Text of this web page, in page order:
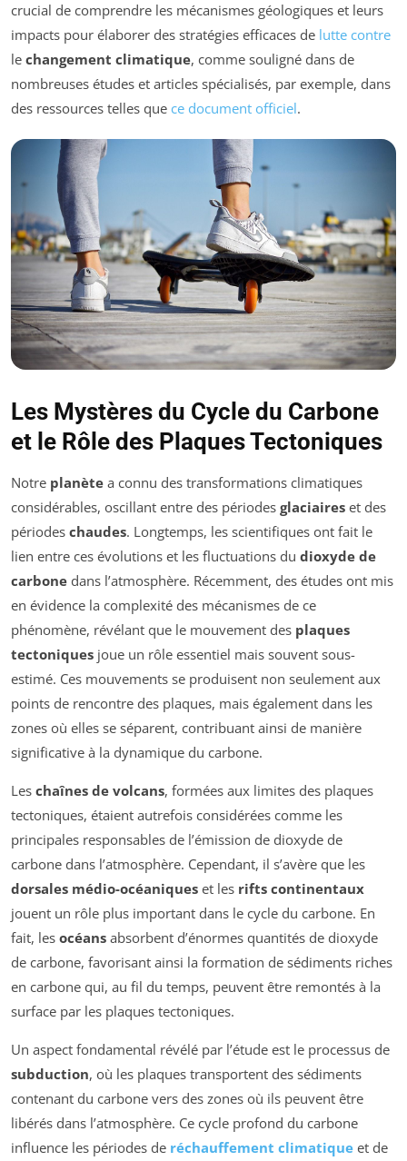
crucial de comprendre les mécanismes géologiques et leurs
impacts pour élaborer des stratégies efficaces de lutte contre
le changement climatique, comme souligné dans de
nombreuses études et articles spécialisés, par exemple, dans
des ressources telles que ce document officiel.
Les Mystères du Cycle du Carbone
et le Rôle des Plaques Tectoniques
Notre planète a connu des transformations climatiques
considérables, oscillant entre des périodes glaciaires et des
périodes chaudes. Longtemps, les scientifiques ont fait le
lien entre ces évolutions et les fluctuations du dioxyde de
carbone dans l’atmosphère. Récemment, des études ont mis
en évidence la complexité des mécanismes de ce
phénomène, révélant que le mouvement des plaques
tectoniques joue un rôle essentiel mais souvent sous-
estimé. Ces mouvements se produisent non seulement aux
points de rencontre des plaques, mais également dans les
zones où elles se séparent, contribuant ainsi de manière
significative à la dynamique du carbone.
Les chaînes de volcans, formées aux limites des plaques
tectoniques, étaient autrefois considérées comme les
principales responsables de l’émission de dioxyde de
carbone dans l’atmosphère. Cependant, il s’avère que les
dorsales médio-océaniques et les rifts continentaux
jouent un rôle plus important dans le cycle du carbone. En
fait, les océans absorbent d’énormes quantités de dioxyde
de carbone, favorisant ainsi la formation de sédiments riches
en carbone qui, au fil du temps, peuvent être remontés à la
surface par les plaques tectoniques.
Un aspect fondamental révélé par l’étude est le processus de
subduction, où les plaques transportent des sédiments
contenant du carbone vers des zones où ils peuvent être
libérés dans l’atmosphère. Ce cycle profond du carbone
influence les périodes de réchauffement climatique et de